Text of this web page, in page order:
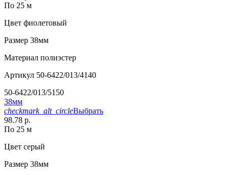
По 25 м
Цвет фиолетовый
Размер 38мм
Материал полиэстер
Артикул 50-6422/013/4140
50-6422/013/5150
38мм
checkmark_alt_circleВыбрать
98.78 р.
По 25 м
Цвет серый
Размер 38мм